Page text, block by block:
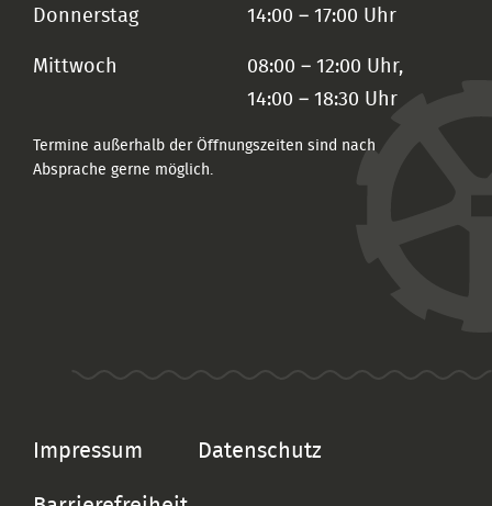
Donnerstag
14:00 – 17:00 Uhr
Mittwoch
08:00 – 12:00 Uhr,
14:00 – 18:30 Uhr
Termine außerhalb der Öffnungszeiten sind nach
Absprache gerne möglich.
Impressum Datenschutz